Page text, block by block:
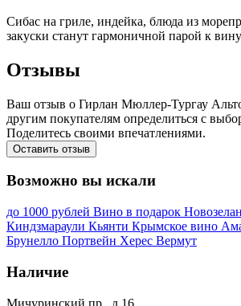
Сибас на гриле, индейка, блюда из
закуски станут гармоничной парой к
Отзывы
Ваш отзыв о Гирлан Мюллер-Тургау
другим покупателям определиться с
Поделитесь своими впечатлениями.
Оставить отзыв
Возможно вы искали
до 1000 рублей Вино в подарок
Киндзмараули Кьянти Крымское вино
Брунелло Портвейн Херес Вермут
Наличие
Мичуринский пр., д 16